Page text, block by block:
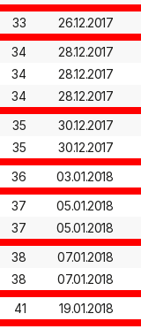
33
26.12.2017
34
28.12.2017
34
28.12.2017
34
28.12.2017
35
30.12.2017
35
30.12.2017
36
03.01.2018
37
05.01.2018
37
05.01.2018
38
07.01.2018
38
07.01.2018
41
19.01.2018